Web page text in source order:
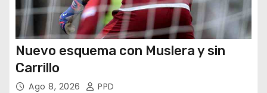
Nuevo esquema con Muslera y sin
Carrillo
Ago 8, 2026 PPD